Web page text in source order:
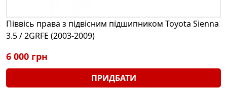
Піввісь права з підвісним підшипником Toyota Sienna
3.5 / 2GRFE (2003-2009)
6 000 грн
ПРИДБАТИ